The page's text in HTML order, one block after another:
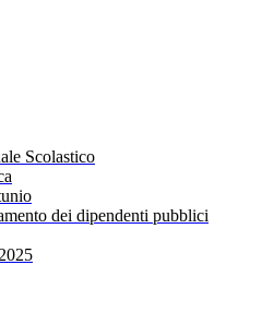
Scolastico
dei dipendenti pubblici